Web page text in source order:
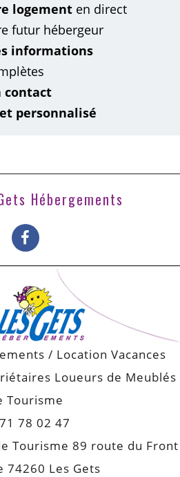
logement en direct
futur hébergeur
informations
contact
personnalisé
Hébergements
/ Location Vacances
Loueurs de Meublés
Tourisme
78 02 47
Tourisme 89 route du Front
74260 Les Gets